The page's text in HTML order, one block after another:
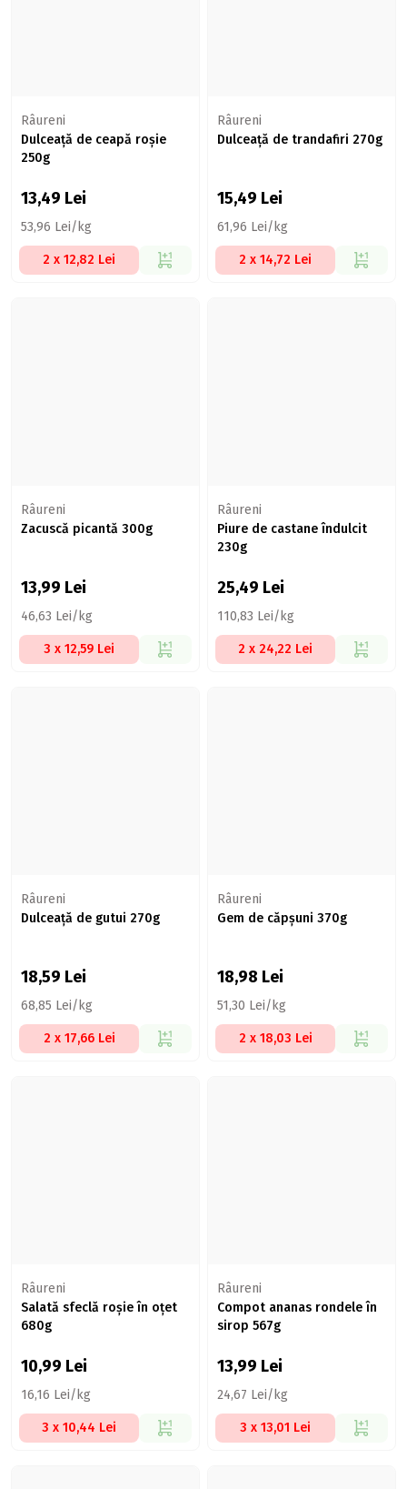
Râureni
Dulceață de ceapă roșie
250g
13,49 Lei
53,96 Lei/kg
2 x 12,82 Lei
Râureni
Dulceață de trandafiri 270g
15,49 Lei
61,96 Lei/kg
2 x 14,72 Lei
Râureni
Zacuscă picantă 300g
13,99 Lei
46,63 Lei/kg
3 x 12,59 Lei
Râureni
Piure de castane îndulcit
230g
25,49 Lei
110,83 Lei/kg
2 x 24,22 Lei
Râureni
Dulceață de gutui 270g
18,59 Lei
68,85 Lei/kg
2 x 17,66 Lei
Râureni
Gem de căpșuni 370g
18,98 Lei
51,30 Lei/kg
2 x 18,03 Lei
Râureni
Salată sfeclă roșie în oțet
680g
10,99 Lei
16,16 Lei/kg
3 x 10,44 Lei
Râureni
Compot ananas rondele în
sirop 567g
13,99 Lei
24,67 Lei/kg
3 x 13,01 Lei